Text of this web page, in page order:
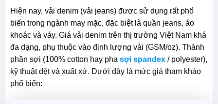
Hiện nay, vải denim (vải jeans) được sử dụng rất phổ
biến trong ngành may mặc, đặc biệt là quần jeans, áo
khoác và váy. Giá vải denim trên thị trường Việt Nam khá
đa dạng, phụ thuộc vào định lượng vải (GSM/oz). Thành
phần sợi (100% cotton hay pha sợi spandex/ polyester),
kỹ thuật dệt và xuất xứ. Dưới đây là mức giá tham khảo
phổ biến: